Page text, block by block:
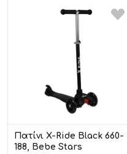
Πατίνι X-Ride Black 660-
188, Bebe Stars